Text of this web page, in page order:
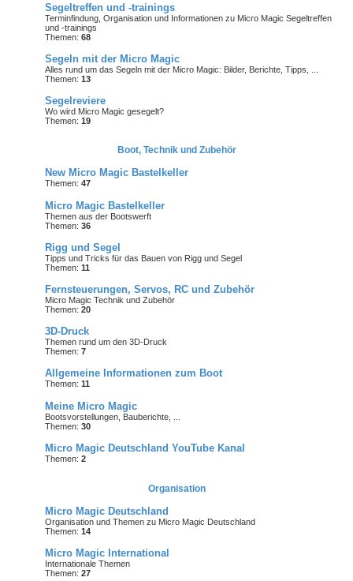
Segeltreffen und -trainings
Terminfindung, Organisation und Informationen zu Micro Magic Segeltreffen
und -trainings
Themen: 68
Segeln mit der Micro Magic
Alles rund um das Segeln mit der Micro Magic: Bilder, Berichte, Tipps, ...
Themen: 13
Segelreviere
Wo wird Micro Magic gesegelt?
Themen: 19
Boot, Technik und Zubehör
New Micro Magic Bastelkeller
Themen: 47
Micro Magic Bastelkeller
Themen aus der Bootswerft
Themen: 36
Rigg und Segel
Tipps und Tricks für das Bauen von Rigg und Segel
Themen: 11
Fernsteuerungen, Servos, RC und Zubehör
Micro Magic Technik und Zubehör
Themen: 20
3D-Druck
Themen rund um den 3D-Druck
Themen: 7
Allgemeine Informationen zum Boot
Themen: 11
Meine Micro Magic
Bootsvorstellungen, Bauberichte, ...
Themen: 30
Micro Magic Deutschland YouTube Kanal
Themen: 2
Organisation
Micro Magic Deutschland
Organisation und Themen zu Micro Magic Deutschland
Themen: 14
Micro Magic International
Internationale Themen
Themen: 27